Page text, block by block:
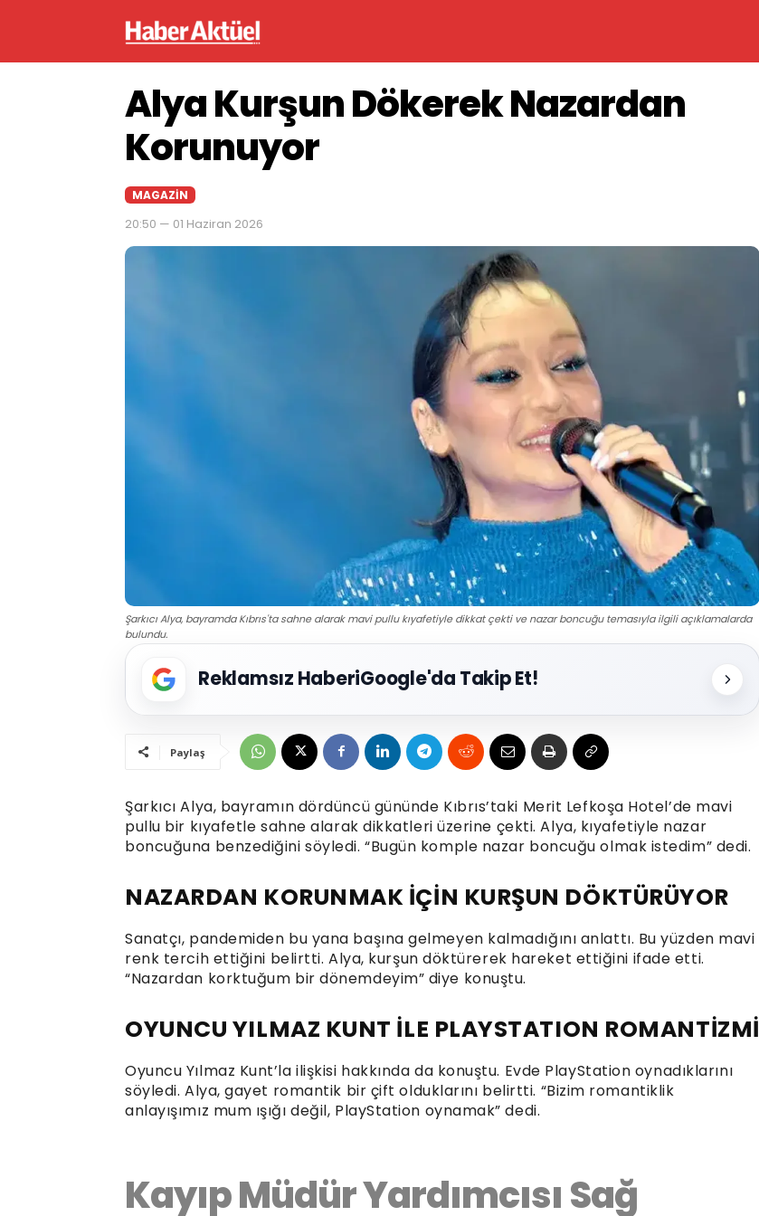
Alya Kurşun Dökerek Nazardan
Korunuyor
MAGAZIN
20:50 — 01 Haziran 2026
Şarkıcı Alya, bayramda Kıbrıs'ta sahne alarak mavi pullu kıyafetiyle dikkat çekti ve nazar boncuğu temasıyla ilgili açıklamalarda
bulundu.
Reklamsız HaberiGoogle'da Takip Et!
Paylaş
Şarkıcı Alya, bayramın dördüncü gününde Kıbrıs’taki Merit Lefkoşa Hotel’de mavi
pullu bir kıyafetle sahne alarak dikkatleri üzerine çekti. Alya, kıyafetiyle nazar
boncuğuna benzediğini söyledi. “Bugün komple nazar boncuğu olmak istedim” dedi.
NAZARDAN KORUNMAK İÇİN KURŞUN DÖKTÜRÜYOR
Sanatçı, pandemiden bu yana başına gelmeyen kalmadığını anlattı. Bu yüzden mavi
renk tercih ettiğini belirtti. Alya, kurşun döktürerek hareket ettiğini ifade etti.
“Nazardan korktuğum bir dönemdeyim” diye konuştu.
OYUNCU YILMAZ KUNT İLE PLAYSTATION ROMANTİZMİ
Oyuncu Yılmaz Kunt’la ilişkisi hakkında da konuştu. Evde PlayStation oynadıklarını
söyledi. Alya, gayet romantik bir çift olduklarını belirtti. “Bizim romantiklik
anlayışımız mum ışığı değil, PlayStation oynamak” dedi.